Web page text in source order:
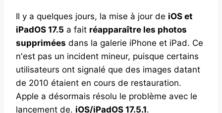
Il y a quelques jours, la mise à jour de iOS et
iPadOS 17.5 a fait réapparaître les photos
supprimées dans la galerie iPhone et iPad. Ce
n'est pas un incident mineur, puisque certains
utilisateurs ont signalé que des images datant
de 2010 étaient en cours de restauration.
Apple a désormais résolu le problème avec le
lancement de. iOS/iPadOS 17.5.1.